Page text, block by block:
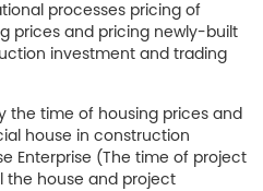
processes pricing of
prices and pricing newly-built
investment and trading
time of housing prices and
house in construction
Enterprise (The time of project
the house and project